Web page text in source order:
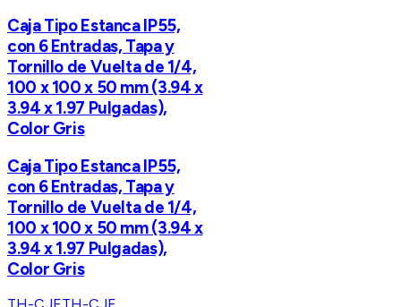
Caja Tipo Estanca IP55,
con 6 Entradas, Tapa y
Tornillo de Vuelta de 1/4,
100 x 100 x 50 mm (3.94 x
3.94 x 1.97 Pulgadas),
Color Gris
Caja Tipo Estanca IP55,
con 6 Entradas, Tapa y
Tornillo de Vuelta de 1/4,
100 x 100 x 50 mm (3.94 x
3.94 x 1.97 Pulgadas),
Color Gris